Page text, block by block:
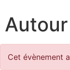
Cet évènement